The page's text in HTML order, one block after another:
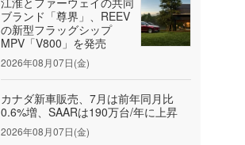
ブランド「尊界」、REEV
の新型フラッグシップ
MPV「V800」を発売
2026年08月07日(金)
カナダ新車販売、7月は前年同月比
0.6%増、SAARは190万台/年に上昇
2026年08月07日(金)